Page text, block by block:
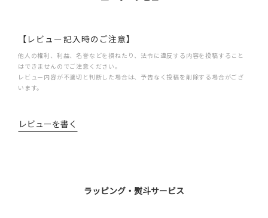
【レビュー記入時のご注意】
他人の権利、利益、名誉などを損ねたり、法令に違反する内容を投稿すること
はできませんのでご注意ください。
レビュー内容が不適切と判断した場合は、予告なく投稿を削除する場合がござ
います。
レビューを書く
ラッピング・熨斗サービス